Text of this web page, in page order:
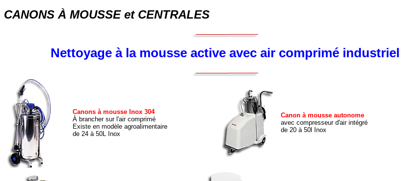
CANONS À MOUSSE et CENTRALES
Nettoyage à la mousse active avec air comprimé industriel
Canons à mousse Inox 304
À brancher sur l'air comprimé
Existe en modèle agroalimentaire
de 24 à 50L Inox
Canon à mousse autonome
avec compresseur d'air intégré
de 20 à 50l Inox